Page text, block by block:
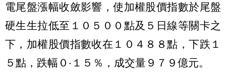
電尾盤漲幅收斂影響，使加權股價指數於尾盤
硬生生拉低至１０５００點及５日線等關卡之
下，加權股價指數收在１０４８８點，下跌１
５點，跌幅０‧１５％，成交量９７９億元。